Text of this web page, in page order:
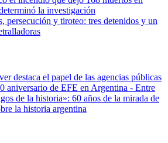
la investigación
persecución y tiroteo: tres detenidos y un
destaca el papel de las agencias públicas
aniversario de EFE en Argentina - Entre
de la historia»: 60 años de la mirada de
la historia argentina